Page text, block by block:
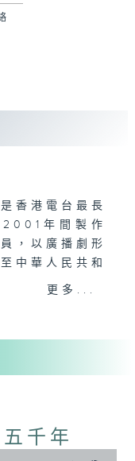
香港電台最長
年間製作
，以廣播劇形
中華人民共和
史的輪廓。
更多...
千年